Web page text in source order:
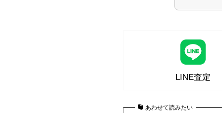
LINE査定
あわせて読みたい